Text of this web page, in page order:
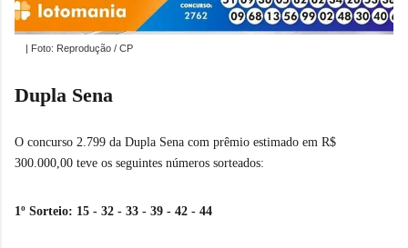
| Foto: Reprodução / CP
Dupla Sena
O concurso 2.799 da Dupla Sena com prêmio estimado em R$
300.000,00 teve os seguintes números sorteados:
1º Sorteio: 15 - 32 - 33 - 39 - 42 - 44